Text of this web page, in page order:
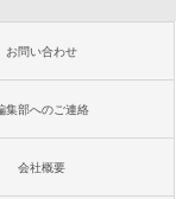
お問い合わせ
集部へのご連絡
会社概要